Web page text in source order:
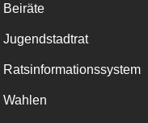
Beiräte
Jugendstadtrat
Ratsinformationssystem
Wahlen